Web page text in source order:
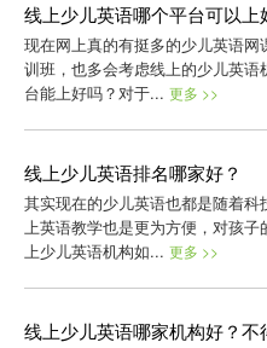
线上少儿英语哪个平台可以上
现在网上真的有挺多的少儿英语
训班，也多会考虑线上的少儿英
台能上好吗？对于... 更多 >>
线上少儿英语排名哪家好？
其实现在的少儿英语也都是随着
上英语教学也是更为方便，对孩
上少儿英语机构如... 更多 >>
线上少儿英语哪家机构好？不